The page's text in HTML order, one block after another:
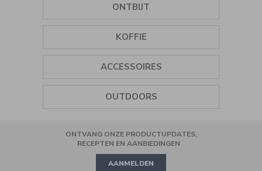
STAAFMIXERS
MINI-KEUKENMACHINES
KEUKENMACHINES
BLENDER
HANDMIXER
PRECISION STAND MIXER
PLANCHA
STOMERS
RIJSTKOKERS
AIR FRYER
MINI OVEN
PIZZA
ONTBIJT
BROODROOSTERS
SAPCENTRIFUGES
KOFFIEZETAPPARATEN
KOFFIE
ACCESSOIRES
KOOKGEREI
OUTDOORS
ONTVANG ONZE PRODUCTUPDATES,
RECEPTEN EN AANBIEDINGEN
AANMELDEN